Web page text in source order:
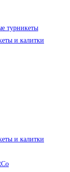
турникеты
и калитки
и калитки